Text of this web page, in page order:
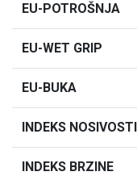
EU-POTROŠNJA
EU-WET GRIP
EU-BUKA
INDEKS NOSIVOSTI
INDEKS BRZINE